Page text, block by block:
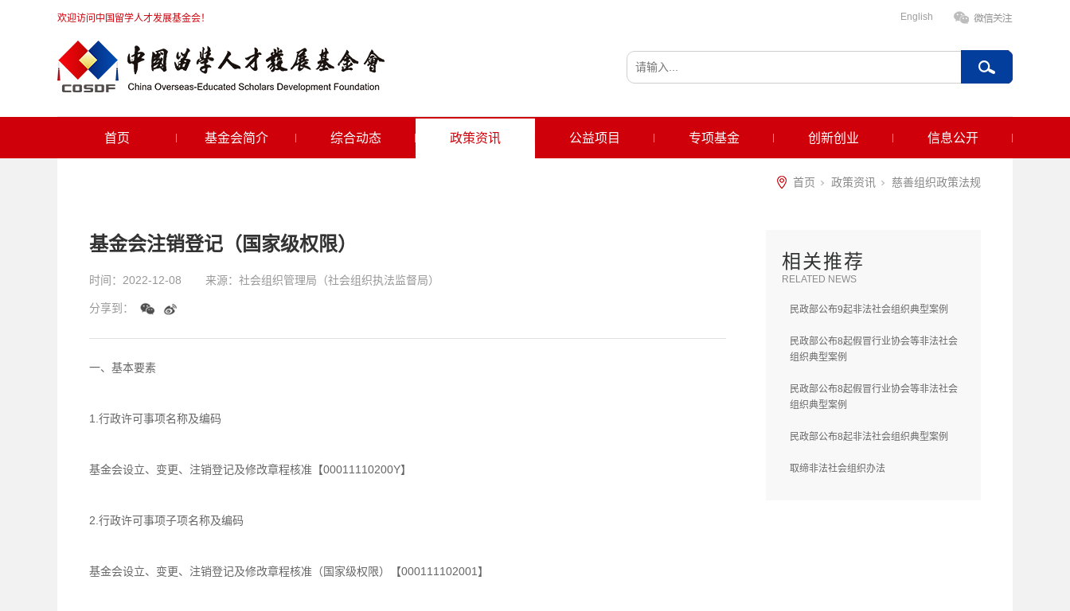
欢迎访问中国留学人才发展基金会！ English
首页 基金会简介 综合动态 政策资讯 公益项目 专项基金 创新创业 信息公开
首页 政策资讯 慈善组织政策法规
基金会注销登记（国家级权限）
时间： 2022-12-08 来源： 社会组织管理局（社会组织执法监督局）
分享到：
一、基本要素
1.行政许可事项名称及编码
基金会设立、变更、注销登记及修改章程核准【00011110200Y】
2.行政许可事项子项名称及编码
基金会设立、变更、注销登记及修改章程核准（国家级权限）【000111102001】
相关推荐
RELATED NEWS
民政部公布9起非法社会组织典型案例
民政部公布8起假冒行业协会等非法社会
组织典型案例
民政部公布8起假冒行业协会等非法社会
组织典型案例
民政部公布8起非法社会组织典型案例
取缔非法社会组织办法